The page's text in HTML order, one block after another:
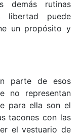
demás rutinas
libertad puede
un propósito y
parte de esos
no representan
para ella son el
tacones con las
el vestuario de